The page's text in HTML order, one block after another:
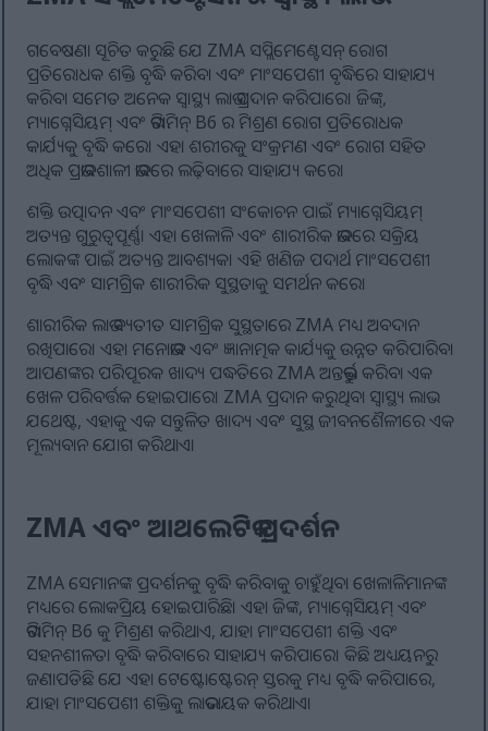
ଗବେଷଣା ସୂଚିତ କରୁଛି ଯେ ZMA ସପ୍ଲିମେଣ୍ଟେସନ୍ ରୋଗ
ପ୍ରତିରୋଧକ ଶକ୍ତି ବୃଦ୍ଧି କରିବା ଏବଂ ମାଂସପେଶୀ ବୃଦ୍ଧିରେ ସାହାଯ୍ୟ
କରିବା ସମେତ ଅନେକ ସ୍ୱାସ୍ଥ୍ୟ ଲାଭ ପ୍ରଦାନ କରିପାରେ। ଜିଙ୍କ୍,
ମ୍ୟାଗ୍ନେସିୟମ୍ ଏବଂ ଭିଟାମିନ୍ B6 ର ମିଶ୍ରଣ ରୋଗ ପ୍ରତିରୋଧକ
କାର୍ଯ୍ୟକୁ ବୃଦ୍ଧି କରେ। ଏହା ଶରୀରକୁ ସଂକ୍ରମଣ ଏବଂ ରୋଗ ସହିତ
ଅଧିକ ପ୍ରଭାବଶାଳୀ ଭାବରେ ଲଢ଼ିବାରେ ସାହାଯ୍ୟ କରେ।
ଶକ୍ତି ଉତ୍ପାଦନ ଏବଂ ମାଂସପେଶୀ ସଂକୋଚନ ପାଇଁ ମ୍ୟାଗ୍ନେସିୟମ୍
ଅତ୍ୟନ୍ତ ଗୁରୁତ୍ୱପୂର୍ଣ୍ଣ। ଏହା ଖେଳାଳି ଏବଂ ଶାରୀରିକ ଭାବରେ ସକ୍ରିୟ
ଲୋକଙ୍କ ପାଇଁ ଅତ୍ୟନ୍ତ ଆବଶ୍ୟକ। ଏହି ଖଣିଜ ପଦାର୍ଥ ମାଂସପେଶୀ
ବୃଦ୍ଧି ଏବଂ ସାମଗ୍ରିକ ଶାରୀରିକ ସୁସ୍ଥତାକୁ ସମର୍ଥନ କରେ।
ଶାରୀରିକ ଲାଭ ବ୍ୟତୀତ ସାମଗ୍ରିକ ସୁସ୍ଥତାରେ ZMA ମଧ୍ୟ ଅବଦାନ
ରଖିପାରେ। ଏହା ମନୋଭାବ ଏବଂ ଜ୍ଞାନାତ୍ମକ କାର୍ଯ୍ୟକୁ ଉନ୍ନତ କରିପାରିବ।
ଆପଣଙ୍କର ପରିପୂରକ ଖାଦ୍ୟ ପଦ୍ଧତିରେ ZMA ଅନ୍ତର୍ଭୁକ୍ତ କରିବା ଏକ
ଖେଳ ପରିବର୍ତ୍ତକ ହୋଇପାରେ। ZMA ପ୍ରଦାନ କରୁଥିବା ସ୍ୱାସ୍ଥ୍ୟ ଲାଭ
ଯଥେଷ୍ଟ, ଏହାକୁ ଏକ ସନ୍ତୁଳିତ ଖାଦ୍ୟ ଏବଂ ସୁସ୍ଥ ଜୀବନଶୈଳୀରେ ଏକ
ମୂଲ୍ୟବାନ ଯୋଗ କରିଥାଏ।
ZMA ଏବଂ ଆଥଲେଟିକ୍ ପ୍ରଦର୍ଶନ
ZMA ସେମାନଙ୍କ ପ୍ରଦର୍ଶନକୁ ବୃଦ୍ଧି କରିବାକୁ ଚାହୁଁଥିବା ଖେଳାଳିମାନଙ୍କ
ମଧ୍ୟରେ ଲୋକପ୍ରିୟ ହୋଇପାରିଛି। ଏହା ଜିଙ୍କ, ମ୍ୟାଗ୍ନେସିୟମ୍ ଏବଂ
ଭିଟାମିନ୍ B6 କୁ ମିଶ୍ରଣ କରିଥାଏ, ଯାହା ମାଂସପେଶୀ ଶକ୍ତି ଏବଂ
ସହନଶୀଳତା ବୃଦ୍ଧି କରିବାରେ ସାହାଯ୍ୟ କରିପାରେ। କିଛି ଅଧ୍ୟୟନରୁ
ଜଣାପଡିଛି ଯେ ଏହା ଟେଷ୍ଟୋଷ୍ଟେରନ୍ ସ୍ତରକୁ ମଧ୍ୟ ବୃଦ୍ଧି କରିପାରେ,
ଯାହା ମାଂସପେଶୀ ଶକ୍ତିକୁ ଲାଭଦାୟକ କରିଥାଏ।